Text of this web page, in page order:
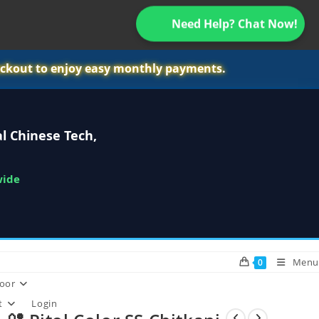
Need Help? Chat Now!
to enjoy easy monthly payments.
Chinese Tech,
Login
0 Menu